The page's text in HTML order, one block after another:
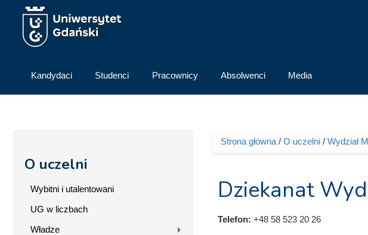
Przejdź do treści
Kandydaci Studenci Pracownicy Absolwenci Media
O uczelni
Wybitni i utalentowani
UG w liczbach
Władze
Jesteś tutaj
Strona główna/ O uczelni/ Wydział
Dziekanat
Telefon: +48 58 523 20 26